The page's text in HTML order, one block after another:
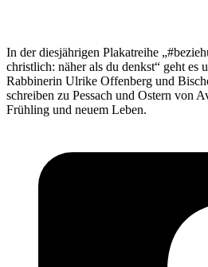
In der diesjährigen Plakatreihe
christlich: näher als du denkst“ geht es
Rabbinerin Ulrike Offenberg und
schreiben zu Pessach und Ostern von
Frühling und neuem Leben.